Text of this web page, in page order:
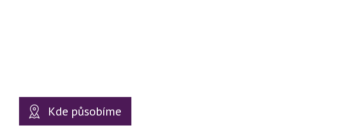
Kde působíme